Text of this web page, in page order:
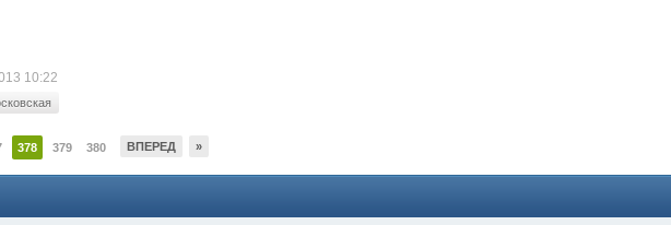
10:22
378 379 380 ВПЕРЕД »